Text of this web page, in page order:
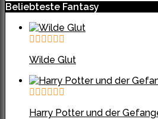
Beliebteste Fantasy
Wilde Glut
Harry Potter und der